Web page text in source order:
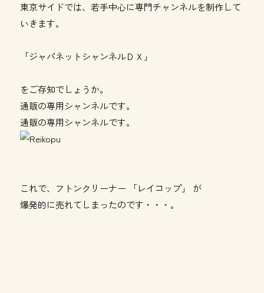
東京サイドでは、若手中心に専門チャンネルを制作して
いきます。
「ジャパネットシャンネルＤＸ」
をご存知でしょうか。
通販の専用シャンネルです。
通販の専用シャンネルです。
これで、フトンクリーナー 「レイコップ」 が
爆発的に売れてしまったのです・・・。